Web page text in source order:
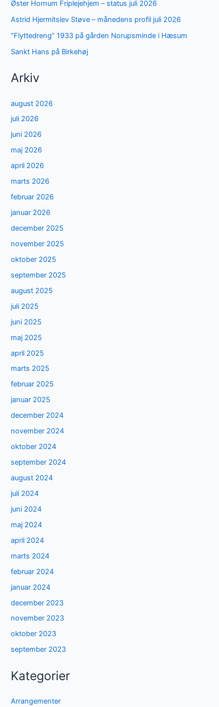
Øster Hornum Friplejehjem – status juli 2026
Astrid Hjermitslev Støve – månedens profil juli 2026
“Flyttedreng” 1933 på gården Norupsminde i Hæsum
Sankt Hans på Birkehøj
Arkiv
august 2026
juli 2026
juni 2026
maj 2026
april 2026
marts 2026
februar 2026
januar 2026
december 2025
november 2025
oktober 2025
september 2025
august 2025
juli 2025
juni 2025
maj 2025
april 2025
marts 2025
februar 2025
januar 2025
december 2024
november 2024
oktober 2024
september 2024
august 2024
juli 2024
juni 2024
maj 2024
april 2024
marts 2024
februar 2024
januar 2024
december 2023
november 2023
oktober 2023
september 2023
Kategorier
Arrangementer